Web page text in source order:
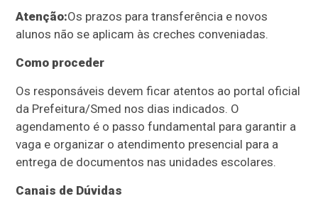
Atenção:Os prazos para transferência e novos
alunos não se aplicam às creches conveniadas.
Como proceder
Os responsáveis devem ficar atentos ao portal oficial
da Prefeitura/Smed nos dias indicados. O
agendamento é o passo fundamental para garantir a
vaga e organizar o atendimento presencial para a
entrega de documentos nas unidades escolares.
Canais de Dúvidas